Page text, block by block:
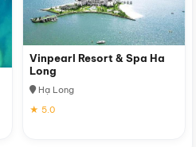
Vinpearl Resort & Spa Ha
Long
Hạ Long
★ 5.0